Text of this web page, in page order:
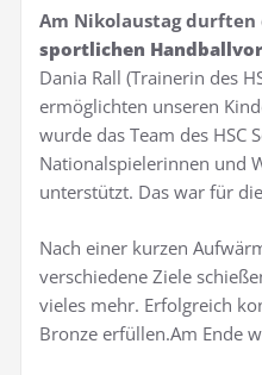
Am Nikolaustag durften
sportlichen
Dania Rall (Trainerin des
ermöglichten unseren
wurde das Team des HSC
Nationalspielerinnen und
unterstützt. Das war für
Nach einer kurzen
verschiedene Ziele
vieles mehr. Erfolgreich
Bronze erfüllen.Am Ende